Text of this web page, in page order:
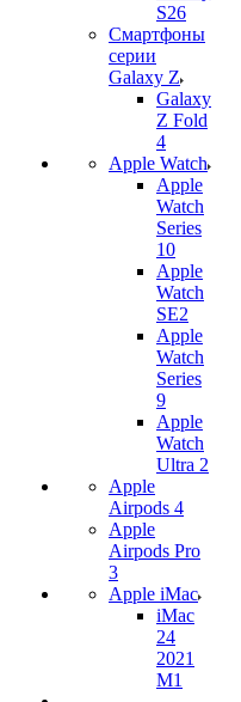
S26
Смартфоны
серии
Galaxy Z
Galaxy
Z Fold
4
Apple Watch
Apple
Watch
Series
10
Apple
Watch
SE2
Apple
Watch
Series
9
Apple
Watch
Ultra 2
Apple
Airpods 4
Apple
Airpods Pro
3
Apple iMac
iMac
24
2021
M1